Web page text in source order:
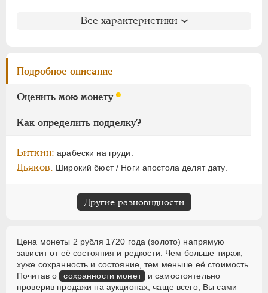
Литература и редкость
Дьяков: 17 А
Дьяков ЗС
Семёнов: 31- (1600-1660) (R2+!)
Гиль : 11
Все характеристики
Подробное описание
Оценить мою монету
Как определить подделку?
Биткин: арабески на груди.
Дьяков: Широкий бюст / Ноги апостола делят дату.
Другие разновидности
Цена монеты 2 рубля 1720 года (золото) напрямую
зависит от её состояния и редкости. Чем больше тираж,
хуже сохранность и состояние, тем меньше её стоимость.
Почитав о сохранности монет и самостоятельно
проверив продажи на аукционах, чаще всего, Вы сами
1855-1881
ВРЕМЕННОЕ ПРАВ. 1917-1918